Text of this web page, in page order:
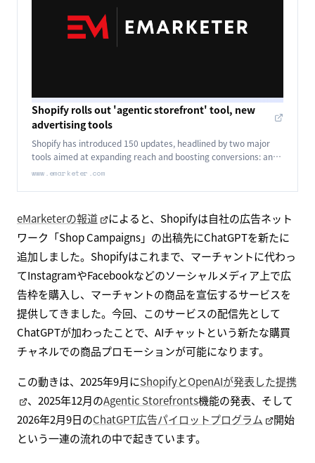
Shopify rolls out 'agentic storefront' tool, new
advertising tools
Shopify has introduced 150 updates, headlined by two major
tools aimed at expanding reach and boosting conversions: an
'agentic storefront' that lets consumers buy products directly
www.emarketer.com
eMarketerの報道
によると、Shopifyは自社の広告ネット
ワーク「Shop Campaigns」の出稿先にChatGPTを新たに
追加しました。Shopifyはこれまで、マーチャントに代わっ
てInstagramやFacebookなどのソーシャルメディア上で広
告枠を購入し、マーチャントの商品を宣伝するサービスを
提供してきました。今回、このサービスの配信先として
ChatGPTが加わったことで、AIチャットという新たな購買
チャネルでの商品プロモーションが可能になります。
この動きは、2025年9月にShopifyとOpenAIが発表した提携
、2025年12月のAgentic Storefronts機能の発表、そして
2026年2月9日のChatGPT広告パイロットプログラム
開始
という一連の流れの中で起きています。